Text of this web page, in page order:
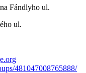
Fándlyho ul.
ul.
481047008765888/